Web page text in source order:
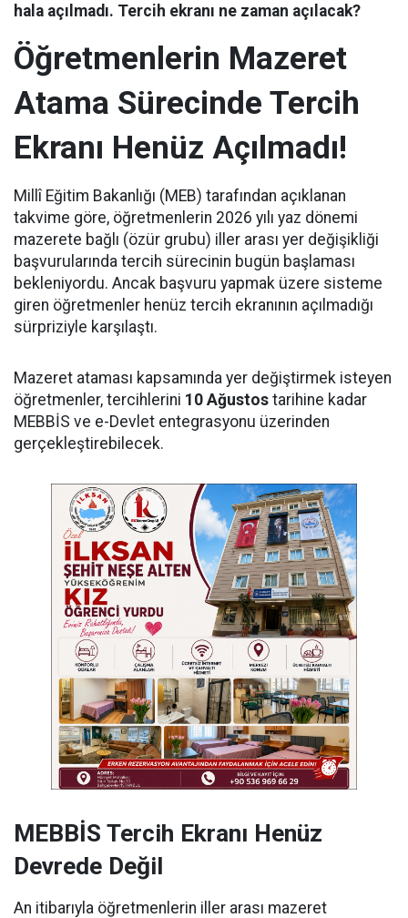
hala açılmadı. Tercih ekranı ne zaman açılacak?
Öğretmenlerin Mazeret
Atama Sürecinde Tercih
Ekranı Henüz Açılmadı!
Millî Eğitim Bakanlığı (MEB) tarafından açıklanan
takvime göre, öğretmenlerin 2026 yılı yaz dönemi
mazerete bağlı (özür grubu) iller arası yer değişikliği
başvurularında tercih sürecinin bugün başlaması
bekleniyordu. Ancak başvuru yapmak üzere sisteme
giren öğretmenler henüz tercih ekranının açılmadığı
sürpriziyle karşılaştı.
Mazeret ataması kapsamında yer değiştirmek isteyen
öğretmenler, tercihlerini 10 Ağustos tarihine kadar
MEBBİS ve e-Devlet entegrasyonu üzerinden
gerçekleştirebilecek.
MEBBİS Tercih Ekranı Henüz
Devrede Değil
An itibarıyla öğretmenlerin iller arası mazeret